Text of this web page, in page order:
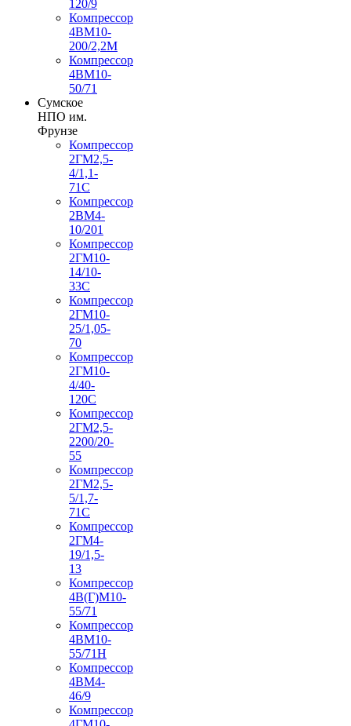
120/9
Компрессор
4ВМ10-
200/2,2М
Компрессор
4ВМ10-
50/71
Сумское
НПО им.
Фрунзе
Компрессор
2ГМ2,5-
4/1,1-
71С
Компрессор
2ВМ4-
10/201
Компрессор
2ГМ10-
14/10-
33С
Компрессор
2ГМ10-
25/1,05-
70
Компрессор
2ГМ10-
4/40-
120С
Компрессор
2ГМ2,5-
2200/20-
55
Компрессор
2ГМ2,5-
5/1,7-
71С
Компрессор
2ГМ4-
19/1,5-
13
Компрессор
4В(Г)М10-
55/71
Компрессор
4ВМ10-
55/71Н
Компрессор
4ВМ4-
46/9
Компрессор